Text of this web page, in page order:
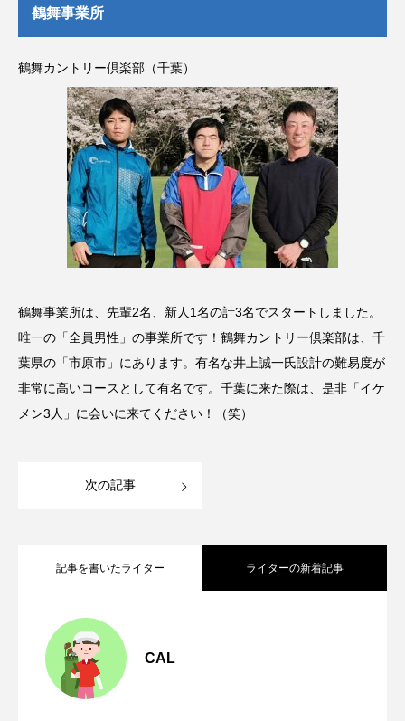
鶴舞事業所
鶴舞カントリー倶楽部（千葉）
鶴舞事業所は、先輩2名、新人1名の計3名でスタートしました。
唯一の「全員男性」の事業所です！鶴舞カントリー倶楽部は、千
葉県の「市原市」にあります。有名な井上誠一氏設計の難易度が
非常に高いコースとして有名です。千葉に来た際は、是非「イケ
メン3人」に会いに来てください！（笑）
次の記事
記事を書いたライター ライターの新着記事
CAL
2022.12.22
2022.11.16